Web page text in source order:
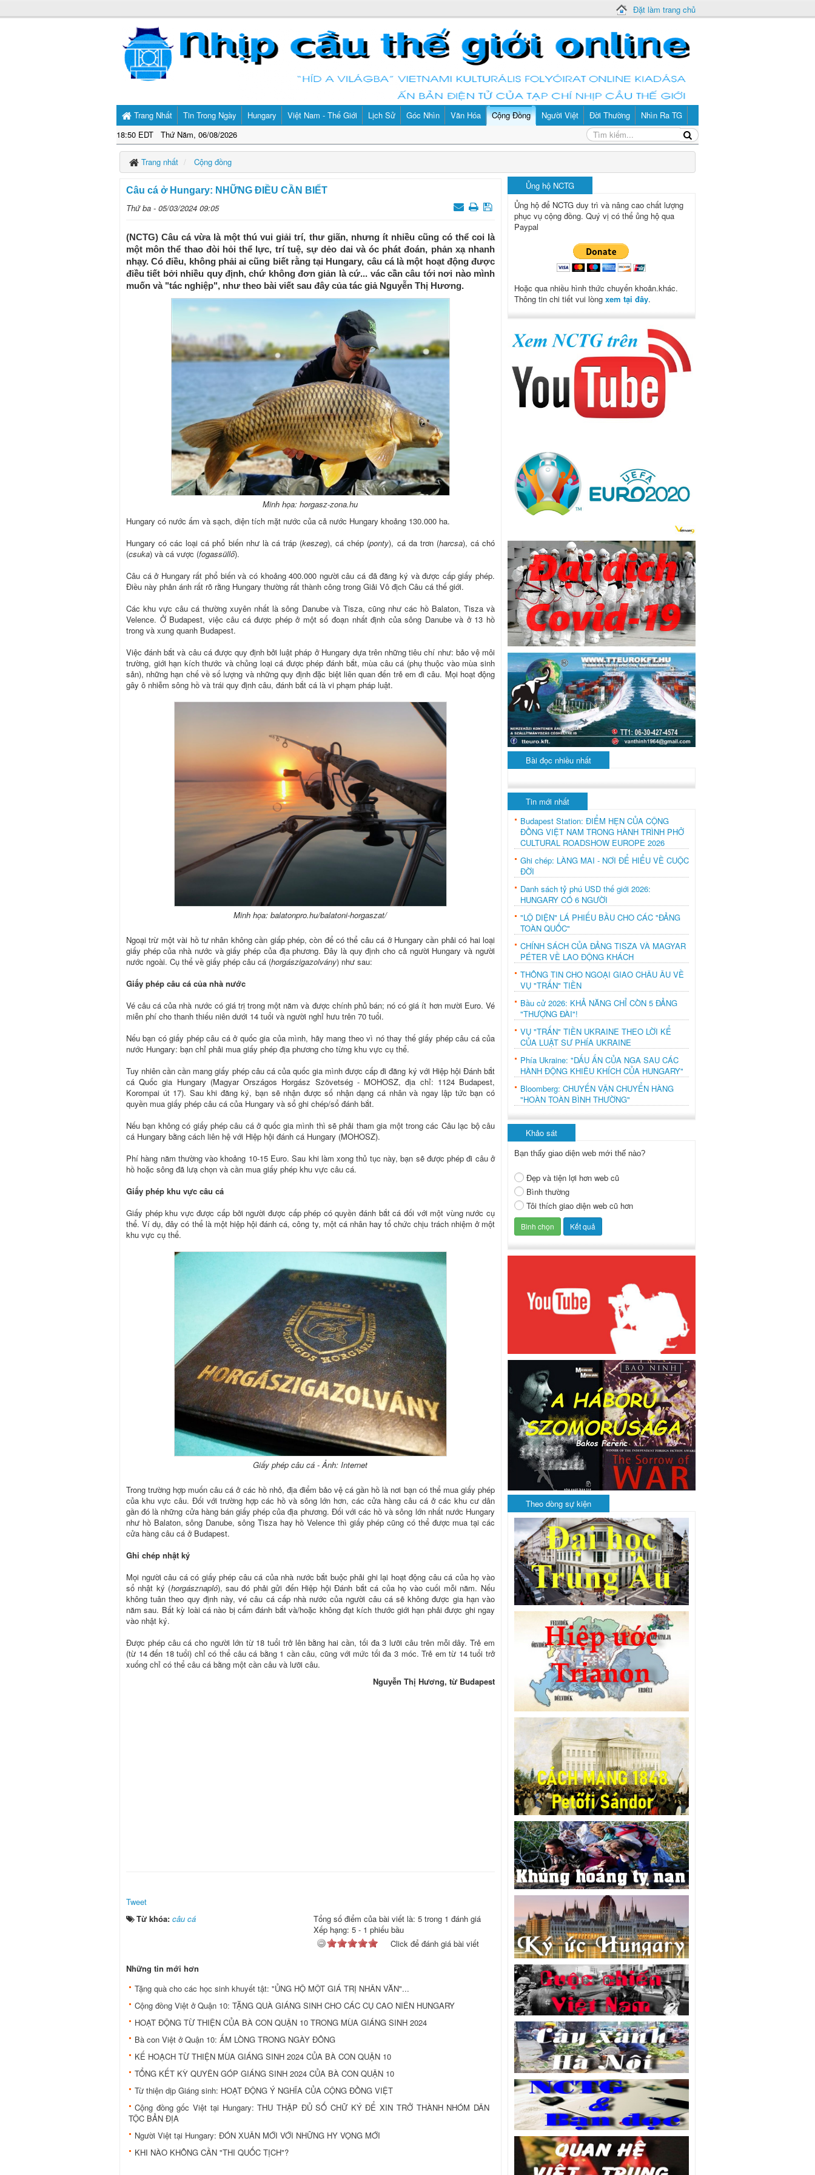
Đặt làm trang chủ
Trang Nhất
18:50 EDT Thứ Năm, 06/08/2026
Tin Trong Ngày Hungary Việt Nam - Thế Giới Lịch Sử Góc Nhìn Văn Hóa Cộng Đồng Người Việt Đời Thường Nhìn Ra TG
Trang nhất Cộng đồng
Câu cá ở Hungary: NHỮNG ĐIỀU CẦN BIẾT
Thứ ba - 05/03/2024 09:05
(NCTG) Câu cá vừa là một thú vui giải trí, thư giãn, nhưng ít nhiều cũng có thể coi là
một môn thể thao đòi hỏi thể lực, trí tuệ, sự dẻo dai và óc phát đoán, phản xạ nhanh
nhạy. Có điều, không phải ai cũng biết rằng tại Hungary, câu cá là một hoạt động được
điều tiết bởi nhiều quy định, chứ không đơn giản là cứ... vác cần câu tới nơi nào mình
muốn và "tác nghiệp", như theo bài viết sau đây của tác giả Nguyễn Thị Hương.
Minh họa: horgasz-zona.hu
Hungary có nước ấm và sạch, diện tích mặt nước của cả nước Hungary khoảng 130.000 ha.
Hungary có các loại cá phổ biến như là cá tráp (keszeg), cá chép (ponty), cá da trơn (harcsa), cá chó
(csuka) và cá vược (fogassüllő).
Câu cá ở Hungary rất phổ biến và có khoảng 400.000 người câu cá đã đăng ký và được cấp giấy phép.
Điều này phản ánh rất rõ rằng Hungary thường rất thành công trong Giải Vô địch Câu cá thế giới.
Các khu vực câu cá thường xuyên nhất là sông Danube và Tisza, cũng như các hồ Balaton, Tisza và
Velence. Ở Budapest, việc câu cá được phép ở một số đoạn nhất định của sông Danube và ở 13 hồ
trong và xung quanh Budapest.
Việc đánh bắt và câu cá được quy định bởi luật pháp ở Hungary dựa trên những tiêu chí như: bảo vệ môi
trường, giới hạn kích thước và chủng loại cá được phép đánh bắt, mùa câu cá (phụ thuộc vào mùa sinh
sản), những hạn chế về số lượng và những quy định đặc biệt liên quan đến trẻ em đi câu. Mọi hoạt động
gây ô nhiễm sông hồ và trái quy định câu, đánh bắt cá là vi phạm pháp luật.
Minh họa: balatonpro.hu/balatoni-horgaszat/
Ngoại trừ một vài hồ tư nhân không cần giấp phép, còn để có thể câu cá ở Hungary cần phải có hai loại
giấy phép của nhà nước và giấy phép của địa phương. Đây là quy định cho cả người Hungary và người
nước ngoài. Cụ thể về giấy phép câu cá (horgászigazolvány) như sau:
Giấy phép câu cá của nhà nước
Vé câu cá của nhà nước có giá trị trong một năm và được chính phủ bán; nó có giá ít hơn mười Euro. Vé
miễn phí cho thanh thiếu niên dưới 14 tuổi và người nghỉ hưu trên 70 tuổi.
Nếu bạn có giấy phép câu cá ở quốc gia của mình, hãy mang theo vì nó thay thế giấy phép câu cá của
nước Hungary: bạn chỉ phải mua giấy phép địa phương cho từng khu vực cụ thể.
Tuy nhiên cần cần mang giấy phép câu cá của quốc gia mình được cấp đi đăng ký với Hiệp hội Đánh bắt
cá Quốc gia Hungary (Magyar Országos Horgász Szövetség - MOHOSZ, địa chỉ: 1124 Budapest,
Korompai út 17). Sau khi đăng ký, bạn sẽ nhận được số nhận dạng cá nhân và ngay lập tức bạn có
quyền mua giấy phép câu cá của Hungary và sổ ghi chép/sổ đánh bắt.
Nếu bạn không có giấy phép câu cá ở quốc gia mình thì sẽ phải tham gia một trong các Câu lạc bộ câu
cá Hungary bằng cách liên hệ với Hiệp hội đánh cá Hungary (MOHOSZ).
Phí hàng năm thường vào khoảng 10-15 Euro. Sau khi làm xong thủ tục này, bạn sẽ được phép đi câu ở
hồ hoặc sông đã lưạ chọn và cần mua giấy phép khu vực câu cá.
Giấy phép khu vực câu cá
Giấy phép khu vực được cấp bởi người được cấp phép có quyền đánh bắt cá đối với một vùng nước cụ
thể. Ví dụ, đây có thể là một hiệp hội đánh cá, công ty, một cá nhân hay tổ chức chịu trách nhiệm ở một
khu vực cụ thể.
Giấy phép câu cá - Ảnh: Internet
Trong trường hợp muốn câu cá ở các hồ nhỏ, địa điểm bảo vệ cá gần hồ là nơi bạn có thể mua giấy phép
của khu vực câu. Đối với trường hợp các hồ và sông lớn hơn, các cửa hàng câu cá ở các khu cư dân
gần đó là những cửa hàng bán giấy phép của địa phương. Đối với các hồ và sông lớn nhất nước Hungary
như hồ Balaton, sông Danube, sông Tisza hay hồ Velence thì giấy phép cũng có thể được mua tại các
cửa hàng câu cá ở Budapest.
Ghi chép nhật ký
Mọi người câu cá có giấy phép câu cá của nhà nước bắt buộc phải ghi lại hoạt động câu cá của họ vào
sổ nhật ký (horgásznapló), sau đó phải gửi đến Hiệp hội Đánh bắt cá của họ vào cuối mỗi năm. Nếu
không tuân theo quy định này, vé câu cá cấp nhà nước của người câu cá sẽ không được gia hạn vào
năm sau. Bất kỳ loài cá nào bị cấm đánh bắt và/hoặc không đạt kích thước giới hạn phải được ghi ngay
vào nhật ký.
Được phép câu cá cho người lớn từ 18 tuổi trở lên bằng hai cần, tối đa 3 lưỡi câu trên mỗi dây. Trẻ em
(từ 14 đến 18 tuổi) chỉ có thể câu cá bằng 1 cần câu, cũng với mức tối đa 3 móc. Trẻ em từ 14 tuổi trở
xuống chỉ có thể câu cá bằng một cần câu và lưỡi câu.
Nguyễn Thị Hương, từ Budapest
Tweet
Từ khóa: câu cá
Tổng số điểm của bài viết là: 5 trong 1 đánh giá
Xếp hạng: 5- 1 phiếu bầu
Click để đánh giá bài viết
Những tin mới hơn
Tặng quà cho các học sinh khuyết tật: "ỦNG HỘ MỘT GIÁ TRỊ NHÂN VĂN"...
Cộng đồng Việt ở Quận 10: TẶNG QUÀ GIÁNG SINH CHO CÁC CỤ CAO NIÊN HUNGARY
HOẠT ĐỘNG TỪ THIỆN CỦA BÀ CON QUẬN 10 TRONG MÙA GIÁNG SINH 2024
Bà con Việt ở Quận 10: ẤM LÒNG TRONG NGÀY ĐÔNG
KẾ HOẠCH TỪ THIỆN MÙA GIÁNG SINH 2024 CỦA BÀ CON QUẬN 10
TỔNG KẾT KỲ QUYÊN GÓP GIÁNG SINH 2024 CỦA BÀ CON QUẬN 10
Từ thiện dịp Giáng sinh: HOẠT ĐỘNG Ý NGHĨA CỦA CỘNG ĐỒNG VIỆT
Cộng đồng gốc Việt tại Hungary: THU THẬP ĐỦ SỐ CHỮ KÝ ĐỂ XIN TRỞ THÀNH NHÓM DÂN
TỘC BẢN ĐỊA
Người Việt tại Hungary: ĐÓN XUÂN MỚI VỚI NHỮNG HY VỌNG MỚI
KHI NÀO KHÔNG CẦN "THI QUỐC TỊCH"?
Ủng hộ NCTG
Ủng hộ để NCTG duy trì và nâng cao chất lượng
phục vụ cộng đồng. Quý vị có thể ủng hộ qua
Paypal
Hoặc qua nhiều hình thức chuyển khoản.khác.
Thông tin chi tiết vui lòng xem tại đây.
Bài đọc nhiều nhất
Tin mới nhất
Budapest Station: ĐIỂM HẸN CỦA CỘNG
ĐỒNG VIỆT NAM TRONG HÀNH TRÌNH PHỞ
CULTURAL ROADSHOW EUROPE 2026
Ghi chép: LÀNG MAI - NƠI ĐỂ HIỂU VỀ CUỘC
ĐỜI
Danh sách tỷ phú USD thế giới 2026:
HUNGARY CÓ 6 NGƯỜI
"LỘ DIỆN" LÁ PHIẾU BẦU CHO CÁC "ĐẢNG
TOÀN QUỐC"
CHÍNH SÁCH CỦA ĐẢNG TISZA VÀ MAGYAR
PÉTER VỀ LAO ĐỘNG KHÁCH
THÔNG TIN CHO NGOẠI GIAO CHÂU ÂU VỀ
VỤ "TRẤN" TIỀN
Bầu cử 2026: KHẢ NĂNG CHỈ CÒN 5 ĐẢNG
"THƯỢNG ĐÀI"!
VỤ "TRẤN" TIỀN UKRAINE THEO LỜI KỂ
CỦA LUẬT SƯ PHÍA UKRAINE
Phía Ukraine: "DẤU ẤN CỦA NGA SAU CÁC
HÀNH ĐỘNG KHIÊU KHÍCH CỦA HUNGARY"
Bloomberg: CHUYẾN VẬN CHUYỂN HÀNG
"HOÀN TOÀN BÌNH THƯỜNG"
Khảo sát
Bạn thấy giao diện web mới thế nào?
Đẹp và tiện lợi hơn web cũ
Bình thường
Tôi thích giao diện web cũ hơn
Theo dòng sự kiện